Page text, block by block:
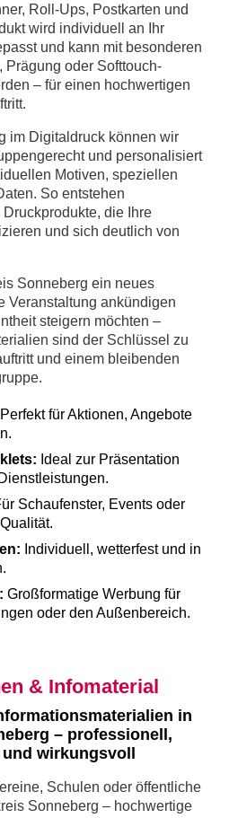
Roll-Ups, Postkarten und
wird individuell an Ihr
und kann mit besonderen
Prägung oder Softtouch-
– für einen hochwertigen
im Digitaldruck können wir
und personalisiert
Motiven, speziellen
So entstehen
die Ihre
und sich deutlich von
Sonneberg ein neues
Veranstaltung ankündigen
steigern möchten –
sind der Schlüssel zu
und einem bleibenden
Perfekt für Aktionen, Angebote
Ideal zur Präsentation
Schaufenster, Events oder
Individuell, wetterfest und in
Großformatige Werbung für
oder den Außenbereich.
& Infomaterial
in
– professionell,
wirkungsvoll
Schulen oder öffentliche
Sonneberg – hochwertige